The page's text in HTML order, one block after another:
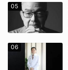
05
06